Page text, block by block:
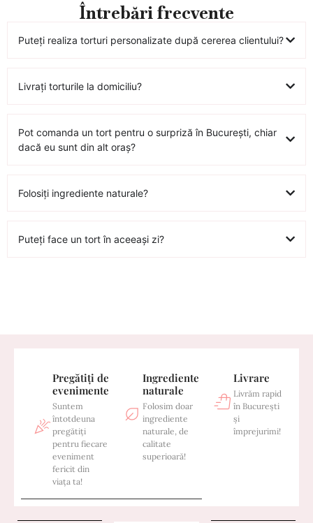
Întrebări frecvente
Puteți realiza torturi personalizate după cererea clientului?
Livrați torturile la domiciliu?
Pot comanda un tort pentru o surpriză în București, chiar
dacă eu sunt din alt oraș?
Folosiți ingrediente naturale?
Puteți face un tort în aceeași zi?
Pregătiți de
evenimente
Suntem
întotdeuna
pregătiți
pentru fiecare
eveniment
fericit din
viața ta!
Ingrediente
naturale
Folosim doar
ingrediente
naturale, de
calitate
superioară!
Livrare
Livrăm rapid
în București
și
împrejurimi!